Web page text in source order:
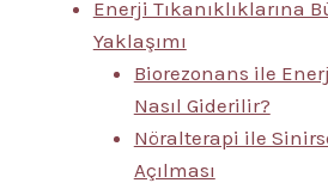
Enerji Tıkanıklıklarına
Yaklaşımı
Biorezonans ile
Nasıl Giderilir?
Nöralterapi ile
Açılması